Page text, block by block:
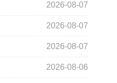
2026-08-07
2026-08-07
2026-08-07
2026-08-06